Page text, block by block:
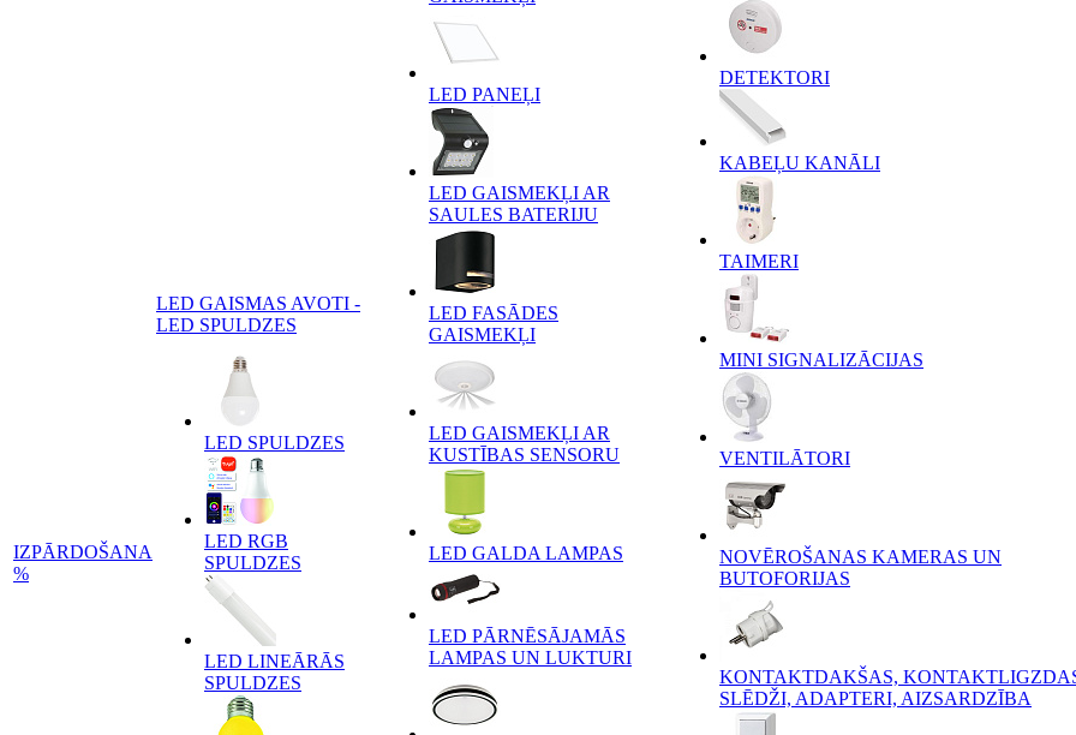
IZPĀRDOŠANA
%
LED GAISMAS AVOTI -
LED SPULDZES
LED SPULDZES
LED RGB
SPULDZES
LED LINEĀRĀS
SPULDZES
LED PANEĻI
LED GAISMEKĻI AR
SAULES BATERIJU
LED FASĀDES
GAISMEKĻI
LED GAISMEKĻI AR
KUSTĪBAS SENSORU
LED GALDA LAMPAS
LED PĀRNĒSĀJAMĀS
LAMPAS UN LUKTURI
DETEKTORI
KABEĻU KANĀLI
TAIMERI
MINI SIGNALIZĀCIJAS
VENTILĀTORI
NOVĒROŠANAS KAMERAS UN
BUTOFORIJAS
KONTAKTDAKŠAS,
SLĒDŽI, ADAPTERI, AIZSARDZĪBA